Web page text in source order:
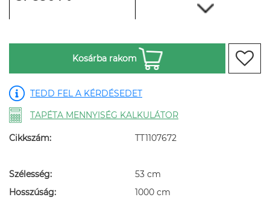
Kosárba rakom
TEDD FEL A KÉRDÉSEDET
TAPÉTA MENNYISÉG KALKULÁTOR
Cikkszám: TT1107672
Szélesség:
53 cm
Hosszúság:
1000 cm